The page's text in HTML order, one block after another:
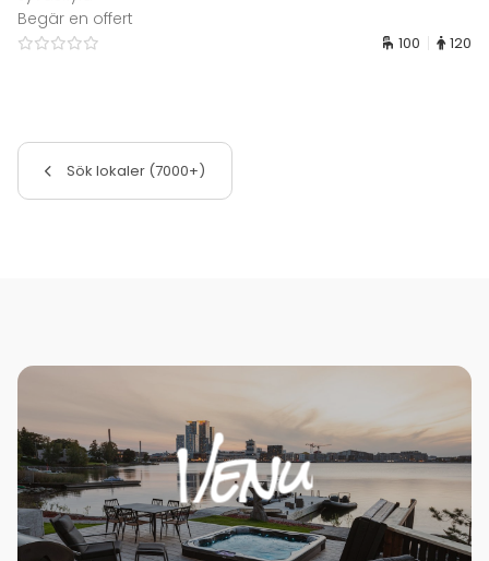
Begär en offert
100 120
Sök lokaler (7000+)